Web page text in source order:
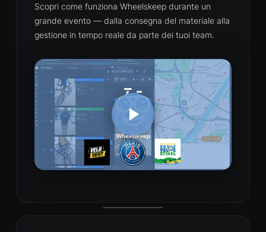
Scopri come funziona Wheelskeep durante un
grande evento — dalla consegna del materiale alla
gestione in tempo reale da parte dei tuoi team.